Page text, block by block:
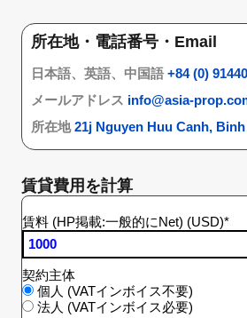
所在地・電話番号・Email
日本語、英語、中国語 +84 (0)
メールアドレス info@asia-
所在地21j Nguyen Huu Canh,
賃貸費用を計算
賃料 (HP掲載:一般的にNet) (USD)*
契約主体
個人 (VATインボイス不要)
法人 (VATインボイス必要)